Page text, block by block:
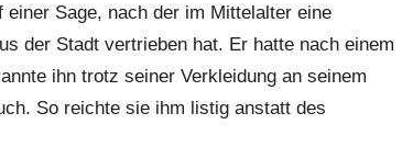
Sage, nach der im Mittelalter eine
der Stadt vertrieben hat. Er hatte nach einem
ihn trotz seiner Verkleidung an seinem
So reichte sie ihm listig anstatt des